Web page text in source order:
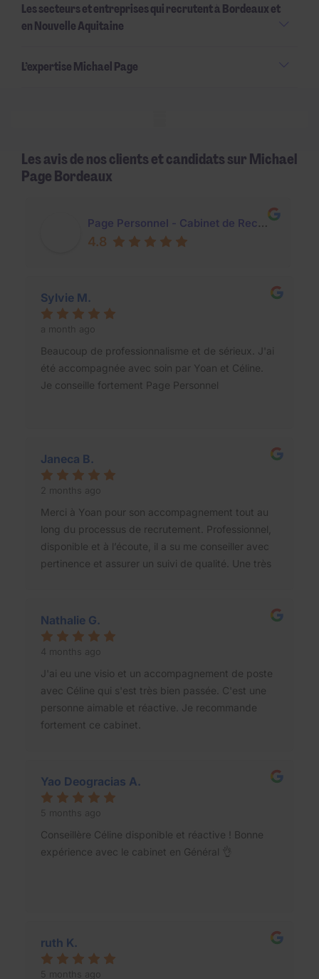
Les secteurs et entreprises qui recrutent à Bordeaux et
en Nouvelle Aquitaine
L’expertise Michael Page
Les avis de nos clients et candidats sur Michael
Page Bordeaux
Page Personnel - Cabinet de Recrutement Bordeaux
4.8
Sylvie M.
a month ago
Beaucoup de professionnalisme et de sérieux. J'ai
été accompagnée avec soin par Yoan et Céline.
Je conseille fortement Page Personnel
Janeca B.
2 months ago
Merci à Yoan pour son accompagnement tout au
long du processus de recrutement. Professionnel,
disponible et à l’écoute, il a su me conseiller avec
pertinence et assurer un suivi de qualité. Une très
Nathalie G.
4 months ago
J'ai eu une visio et un accompagnement de poste
avec Céline qui s'est très bien passée. C'est une
personne aimable et réactive. Je recommande
fortement ce cabinet.
Yao Deogracias A.
5 months ago
Conseillère Céline disponible et réactive ! Bonne
expérience avec le cabinet en Général 👌
ruth K.
5 months ago